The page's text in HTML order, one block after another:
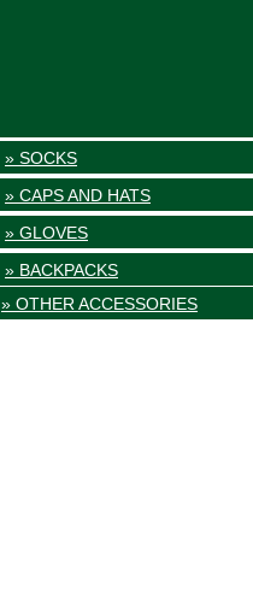
» SOCKS
» CAPS AND HATS
» GLOVES
» BACKPACKS
» OTHER ACCESSORIES